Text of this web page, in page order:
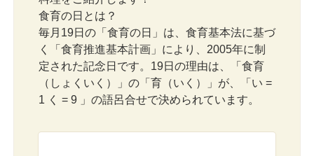
食育の日とは？
毎月19日の「食育の日」は、食育基本法に基づ
く「食育推進基本計画」により、2005年に制
定された記念日です。19日の理由は、「食育
（しょくいく）」の「育（いく）」が、「い =
1 く = 9 」の語呂合せで決められています。